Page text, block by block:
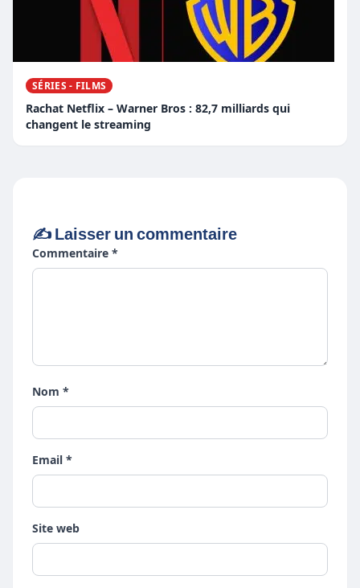
SÉRIES - FILMS
Rachat Netflix – Warner Bros : 82,7 milliards qui
changent le streaming
✍️ Laisser un commentaire
Commentaire *
Nom *
Email *
Site web